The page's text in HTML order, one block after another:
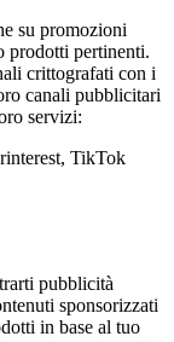
su promozioni
prodotti pertinenti.
crittografati con i
canali pubblicitari
servizi:
TikTok
pubblicità
sponsorizzati
in base al tuo